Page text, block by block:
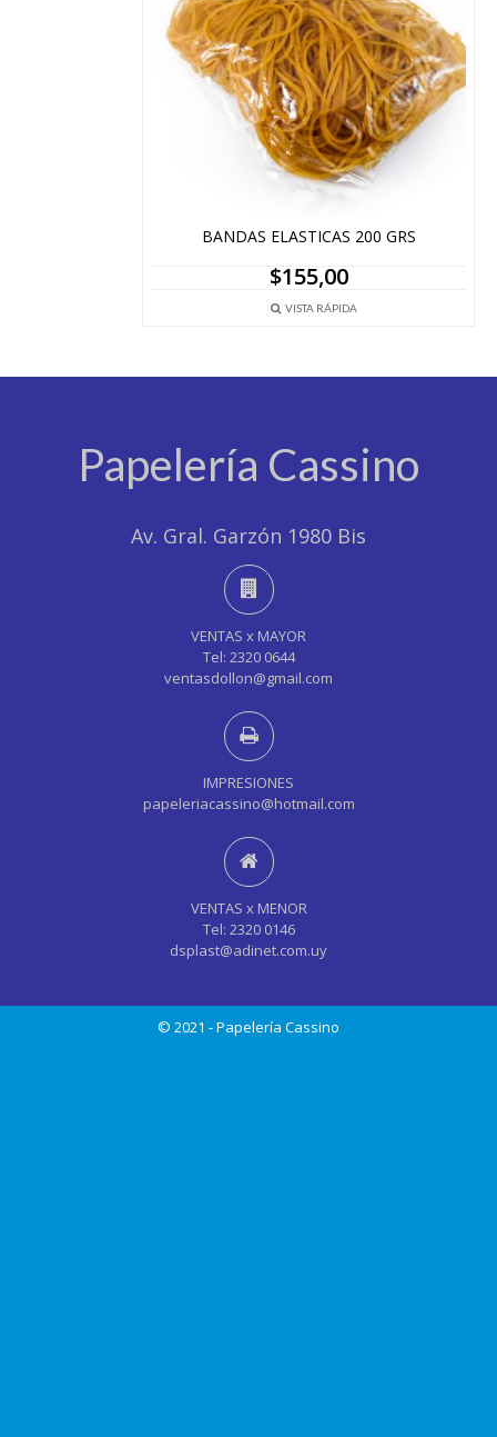
BANDAS ELASTICAS 200 GRS
$155,00
VISTA RÁPIDA
Papelería Cassino
Av. Gral. Garzón 1980 Bis
VENTAS x MAYOR
Tel: 2320 0644
ventasdollon@gmail.com
IMPRESIONES
papeleriacassino@hotmail.com
VENTAS x MENOR
Tel: 2320 0146
dsplast@adinet.com.uy
© 2021 - Papelería Cassino